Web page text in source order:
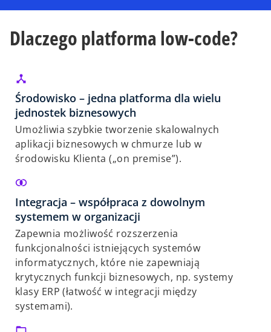
Dlaczego platforma low-code?
Środowisko – jedna platforma dla wielu
jednostek biznesowych
Umożliwia szybkie tworzenie skalowalnych
aplikacji biznesowych w chmurze lub w
środowisku Klienta („on premise”).
Integracja – współpraca z dowolnym
systemem w organizacji
Zapewnia możliwość rozszerzenia
funkcjonalności istniejących systemów
informatycznych, które nie zapewniają
krytycznych funkcji biznesowych, np. systemy
klasy ERP (łatwość w integracji między
systemami).